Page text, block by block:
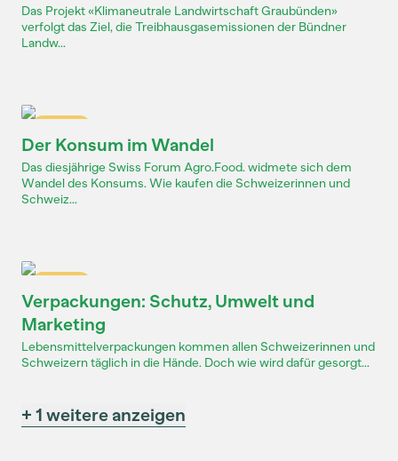
Das Projekt «Klimaneutrale Landwirtschaft Graubünden»
verfolgt das Ziel, die Treibhausgasemissionen der Bündner
Landw...
Der Konsum im Wandel
Das diesjährige Swiss Forum Agro.Food. widmete sich dem
Wandel des Konsums. Wie kaufen die Schweizerinnen und
Schweiz...
Verpackungen: Schutz, Umwelt und
Marketing
Lebensmittelverpackungen kommen allen Schweizerinnen und
Schweizern täglich in die Hände. Doch wie wird dafür gesorgt...
+ 1 weitere anzeigen